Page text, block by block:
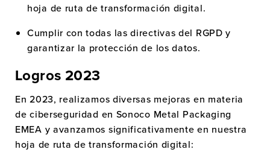
hoja de ruta de transformación digital.
Cumplir con todas las directivas del RGPD y
garantizar la protección de los datos.
Logros 2023
En 2023, realizamos diversas mejoras en materia
de ciberseguridad en Sonoco Metal Packaging
EMEA y avanzamos significativamente en nuestra
hoja de ruta de transformación digital: